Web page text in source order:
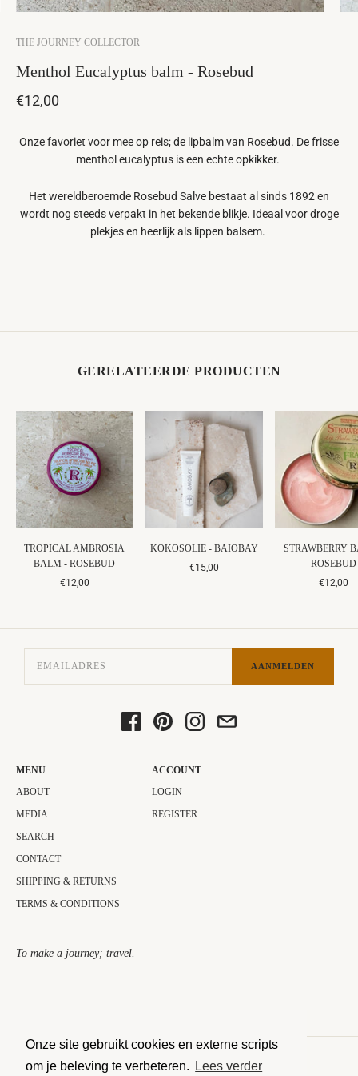
Onze site gebruikt cookies en externe scripts
om je beleving te verbeteren.
Lees verder
THE JOURNEY COLLECTOR
Menthol Eucalyptus balm - Rosebud
€12,00
Onze favoriet voor mee op reis; de lipbalm van Rosebud. De frisse
menthol eucalyptus is een echte opkikker.
Het wereldberoemde Rosebud Salve bestaat al sinds 1892 en
wordt nog steeds verpakt in het bekende blikje. Ideaal voor droge
plekjes en heerlijk als lippen balsem.
GERELATEERDE PRODUCTEN
TROPICAL AMBROSIA
BALM - ROSEBUD
€12,00
KOKOSOLIE - BAIOBAY
€15,00
STRAWBERRY
ROSEBUD
€12,00
AANMELDEN
MENU
ABOUT
MEDIA
SEARCH
CONTACT
SHIPPING & RETURNS
TERMS & CONDITIONS
ACCOUNT
LOGIN
REGISTER
To make a journey; travel.​
COPYRIGHT © 2026 THE JOURNEY COLLECTOR.